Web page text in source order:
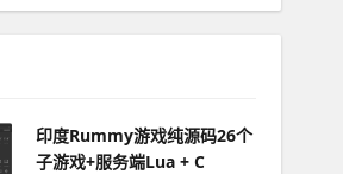
印度Rummy游戏纯源码26个
子游戏+服务端Lua + C